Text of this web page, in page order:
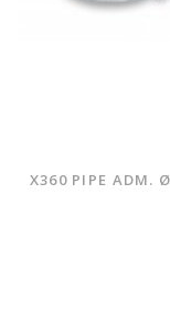
X360 PIPE ADM.